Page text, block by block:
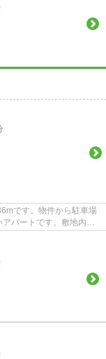
です。物件から駐車場
パートです。敷地内に